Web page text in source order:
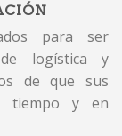
para ser
logística y
de que sus
tiempo y en